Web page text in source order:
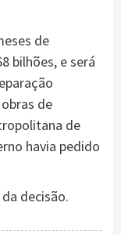
de
bilhões, e será
de
de
havia pedido
decisão.